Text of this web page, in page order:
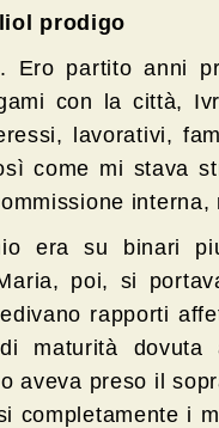
prodigo
Ero partito anni
con la città,
lavorativi,
come mi stava
era su binari
poi, si
rapporti
maturità dovuta
aveva preso il
completamente i